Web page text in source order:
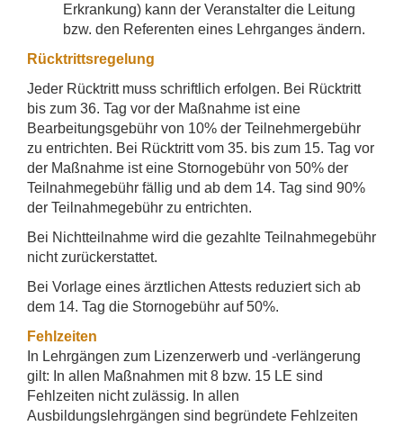
Erkrankung) kann der Veranstalter die Leitung
bzw. den Referenten eines Lehrganges ändern.
Rücktrittsregelung
Jeder Rücktritt muss schriftlich erfolgen. Bei Rücktritt
bis zum 36. Tag vor der Maßnahme ist eine
Bearbeitungsgebühr von 10% der Teilnehmergebühr
zu entrichten. Bei Rücktritt vom 35. bis zum 15. Tag vor
der Maßnahme ist eine Stornogebühr von 50% der
Teilnahmegebühr fällig und ab dem 14. Tag sind 90%
der Teilnahmegebühr zu entrichten.
Bei Nichtteilnahme wird die gezahlte Teilnahmegebühr
nicht zurückerstattet.
Bei Vorlage eines ärztlichen Attests reduziert sich ab
dem 14. Tag die Stornogebühr auf 50%.
Fehlzeiten
In Lehrgängen zum Lizenzerwerb und -verlängerung
gilt: In allen Maßnahmen mit 8 bzw. 15 LE sind
Fehlzeiten nicht zulässig. In allen
Ausbildungslehrgängen sind begründete Fehlzeiten